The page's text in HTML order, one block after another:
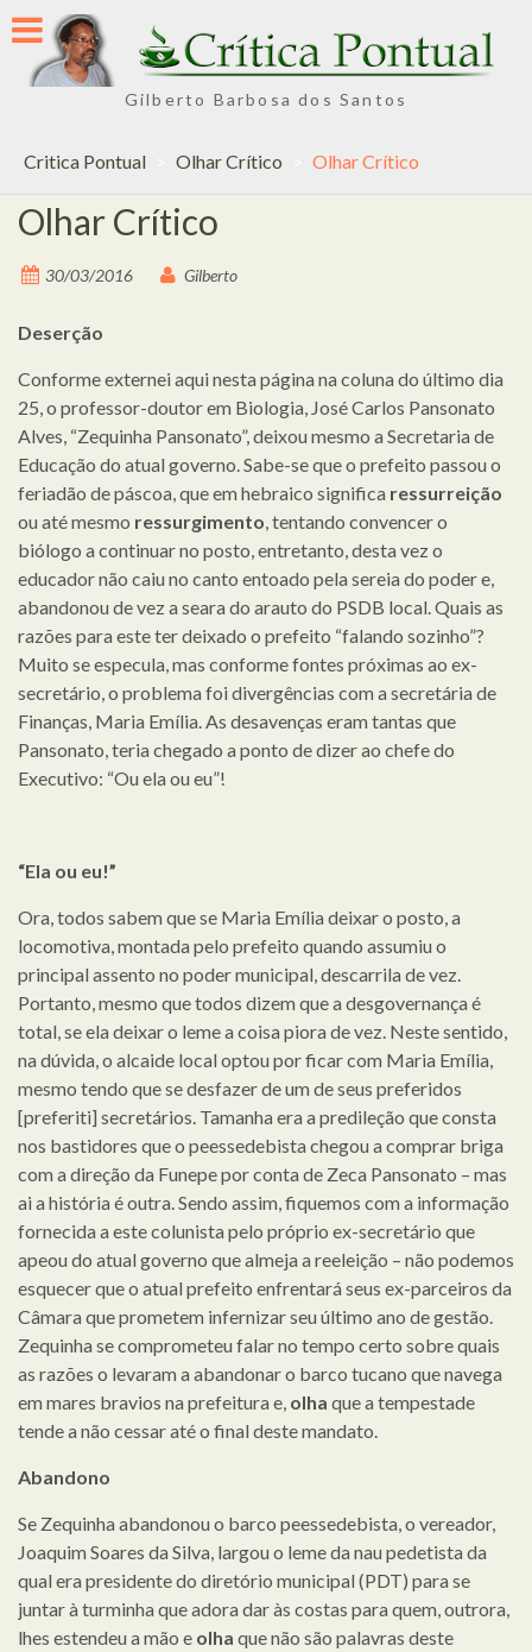
Skip
to
content
Gilberto Barbosa dos Santos
Critica Pontual Olhar Crítico Olhar Crítico
Olhar Crítico
30/03/2016 Gilberto
Deserção
Conforme externei aqui nesta página na coluna do último dia
25, o professor-doutor em Biologia, José Carlos Pansonato
Alves, “Zequinha Pansonato”, deixou mesmo a Secretaria de
Educação do atual governo. Sabe-se que o prefeito passou o
feriadão de páscoa, que em hebraico significa ressurreição
ou até mesmo ressurgimento , tentando convencer o
biólogo a continuar no posto, entretanto, desta vez o
educador não caiu no canto entoado pela sereia do poder e,
abandonou de vez a seara do arauto do PSDB local. Quais as
razões para este ter deixado o prefeito “falando sozinho”?
Muito se especula, mas conforme fontes próximas ao ex-
secretário, o problema foi divergências com a secretária de
Finanças, Maria Emília. As desavenças eram tantas que
Pansonato, teria chegado a ponto de dizer ao chefe do
Executivo: “Ou ela ou eu”!
“Ela ou eu!”
Ora, todos sabem que se Maria Emília deixar o posto, a
locomotiva, montada pelo prefeito quando assumiu o
principal assento no poder municipal, descarrila de vez.
Portanto, mesmo que todos dizem que a desgovernança é
total, se ela deixar o leme a coisa piora de vez. Neste sentido,
na dúvida, o alcaide local optou por ficar com Maria Emília,
mesmo tendo que se desfazer de um de seus preferidos
[preferiti] secretários. Tamanha era a predileção que consta
nos bastidores que o peessedebista chegou a comprar briga
com a direção da Funepe por conta de Zeca Pansonato – mas
ai a história é outra. Sendo assim, fiquemos com a informação
fornecida a este colunista pelo próprio ex-secretário que
apeou do atual governo que almeja a reeleição – não podemos
esquecer que o atual prefeito enfrentará seus ex-parceiros da
Câmara que prometem infernizar seu último ano de gestão.
Zequinha se comprometeu falar no tempo certo sobre quais
as razões o levaram a abandonar o barco tucano que navega
em mares bravios na prefeitura e, olha que a tempestade
tende a não cessar até o final deste mandato.
Abandono
Se Zequinha abandonou o barco peessedebista, o vereador,
Joaquim Soares da Silva, largou o leme da nau pedetista da
qual era presidente do diretório municipal (PDT) para se
juntar à turminha que adora dar às costas para quem, outrora,
lhes estendeu a mão e olha que não são palavras deste